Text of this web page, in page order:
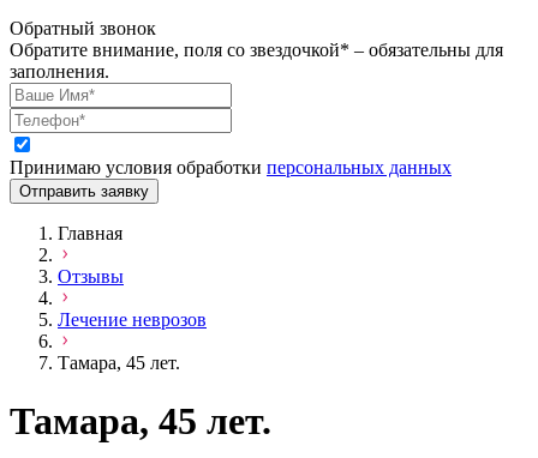
Обратный звонок
Обратите внимание, поля со звездочкой* – обязательны для
заполнения.
Принимаю условия обработки персональных данных
Отправить заявку
Главная
Отзывы
Лечение неврозов
Тамара, 45 лет.
Тамара, 45 лет.